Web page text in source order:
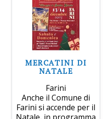
MERCATINI DI
NATALE
Farini
Anche il Comune di
Farini si accende per il